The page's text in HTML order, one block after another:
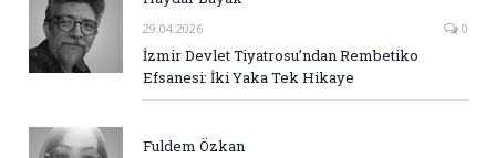
29.04.2026 0
İzmir Devlet Tiyatrosu’ndan Rembetiko
Efsanesi: İki Yaka Tek Hikaye
Fuldem Özkan